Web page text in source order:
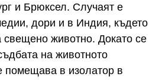
и Брюксел. Случаят е
дори и в Индия, където
свещено животно. Докато се
на животното
помещава в изолатор в